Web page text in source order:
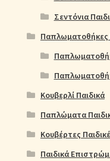
Σεντόνια
Παπλωματοθήκες
Κουβερλί Παιδικά
Παπλώματα
Κουβέρτες
Παιδικά